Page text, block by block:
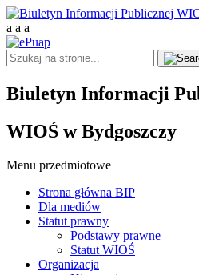
a a a
Biuletyn Informacji
WIOŚ w Bydgoszczy
Menu przedmiotowe
Strona główna BIP
Dla mediów
Statut prawny
Podstawy prawne
Statut WIOŚ
Organizacja